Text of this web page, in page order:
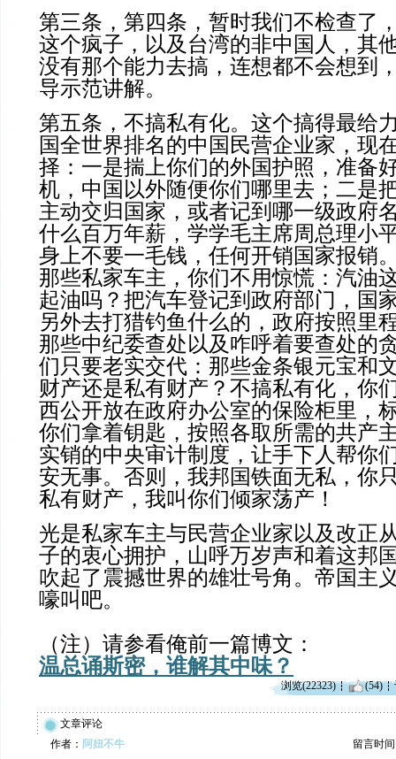
第三条，第四条，暂时我们不检查了
这个疯子，以及台湾的非中国人，其
没有那个能力去搞，连想都不会想到
导示范讲解。
第五条，不搞私有化。这个搞得最给
国全世界排名的中国民营企业家，现
择：一是揣上你们的外国护照，准备
机，中国以外随便你们哪里去；二是
主动交归国家，或者记到哪一级政府
什么百万年薪，学学毛主席周总理小
身上不要一毛钱，任何开销国家报销
那些私家车主，你们不用惊慌：汽油
起油吗？把汽车登记到政府部门，国
另外去打猎钓鱼什么的，政府按照里
那些中纪委查处以及咋呼着要查处的
们只要老实交代：那些金条银元宝和
财产还是私有财产？不搞私有化，你
西公开放在政府办公室的保险柜里，
你们拿着钥匙，按照各取所需的共产
实销的中央审计制度，让手下人帮你
安无事。否则，我邦国铁面无私，你
私有财产，我叫你们倾家荡产！
光是私家车主与民营企业家以及改正
子的衷心拥护，山呼万岁声和着这邦
吹起了震撼世界的雄壮号角。帝国主
嚎叫吧。
（注）请参看俺前一篇博文：
温总诵斯密，谁解其中味？
浏览(22323) (54)
文章评论
作者： 阿妞不牛 留言时间